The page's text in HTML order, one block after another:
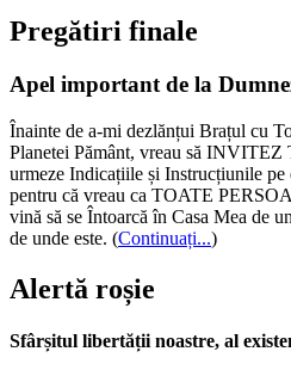
Pregătiri finale
Apel important de la
Înainte de a-mi dezlănțui Brațul cu
Planetei Pământ, vreau să
urmeze Indicațiile și Instrucțiunile pe
pentru că vreau ca TOATE
vină să se Întoarcă în Casa Mea de
de unde este. (Continuați...)
Alertă roșie
Sfârșitul libertății noastre, al